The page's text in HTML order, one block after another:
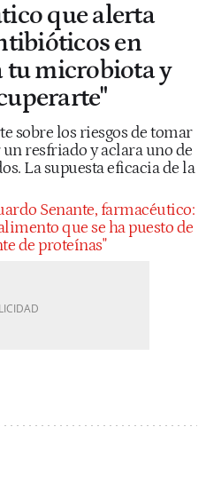
que alerta
en
tu microbiota y
sobre los riesgos de tomar
resfriado y aclara uno de
La supuesta eficacia de la
Senante, farmacéutico:
que se ha puesto de
de proteínas"